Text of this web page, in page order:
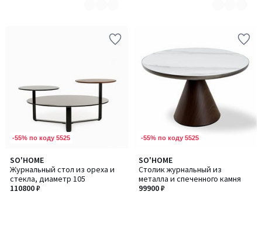
-55% по коду 5525
SO'HOME
Журнальный стол из ореха и
стекла, диаметр 105
110800 ₽
-55% по коду 5525
SO'HOME
Столик журнальный из
металла и спеченного камня
99900 ₽